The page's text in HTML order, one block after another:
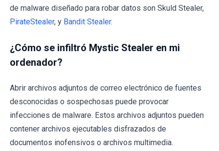
de malware diseñado para robar datos son Skuld Stealer,
PirateStealer, y Bandit Stealer.
¿Cómo se infiltró Mystic Stealer en mi
ordenador?
Abrir archivos adjuntos de correo electrónico de fuentes
desconocidas o sospechosas puede provocar
infecciones de malware. Estos archivos adjuntos pueden
contener archivos ejecutables disfrazados de
documentos inofensivos o archivos multimedia.